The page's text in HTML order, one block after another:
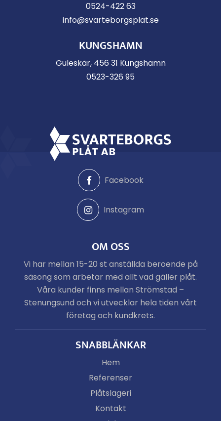
0524-422 63
info@svarteborgsplat.se
KUNGSHAMN
Guleskär, 456 31 Kungshamn
0523-326 95
Facebook
Instagram
OM OSS
Vi har mellan 15-20 st anställda beroende på
säsong som arbetar med allt vad gäller plåt.
Våra kunder finns mellan Strömstad –
Stenungsund och vi utvecklar hela tiden vårt
företag och kundkrets.
SNABBLÄNKAR
Hem
Referenser
Plåtslageri
Kontakt